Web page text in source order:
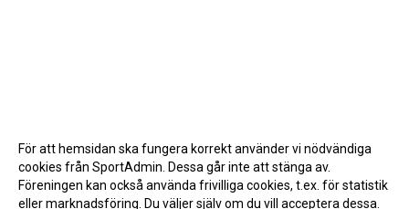
För att hemsidan ska fungera korrekt använder vi nödvändiga
cookies från SportAdmin. Dessa går inte att stänga av.
Föreningen kan också använda frivilliga cookies, t.ex. för statistik
eller marknadsföring. Du väljer själv om du vill acceptera dessa.